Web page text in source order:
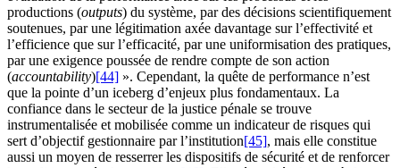
productions (outputs) du système, par des décisions scientifiquement
soutenues, par une légitimation axée davantage sur l’effectivité et
l’efficience que sur l’efficacité, par une uniformisation des pratiques,
par une exigence poussée de rendre compte de son action
(accountability)[44] ». Cependant, la quête de performance n’est
que la pointe d’un iceberg d’enjeux plus fondamentaux. La
confiance dans le secteur de la justice pénale se trouve
instrumentalisée et mobilisée comme un indicateur de risques qui
sert d’objectif gestionnaire par l’institution[45], mais elle constitue
aussi un moyen de resserrer les dispositifs de sécurité et de renforcer